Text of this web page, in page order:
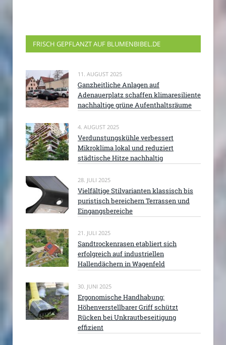
FRISCH GEPFLANZT AUF BLUMENBIBEL.DE
11. AUGUST 2025
Ganzheitliche Anlagen auf
Adenauerplatz schaffen klimaresiliente
nachhaltige grüne Aufenthaltsräume
4. AUGUST 2025
Verdunstungskühle verbessert
Mikroklima lokal und reduziert
städtische Hitze nachhaltig
28. JULI 2025
Vielfältige Stilvarianten klassisch bis
puristisch bereichern Terrassen und
Eingangsbereiche
21. JULI 2025
Sandtrockenrasen etabliert sich
erfolgreich auf industriellen
Hallendächern in Wagenfeld
30. JUNI 2025
Ergonomische Handhabung:
Höhenverstellbarer Griff schützt
Rücken bei Unkrautbeseitigung
effizient